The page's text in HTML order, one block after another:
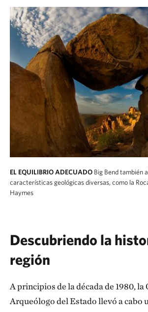
EL EQUILIBRIO ADECUADO Big Bend también
características geológicas diversas, como la
Haymes
Descubriendo la
región
A principios de la década de 1980, la
Arqueólogo del Estado llevó a cabo